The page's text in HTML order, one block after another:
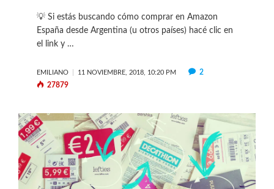
💡 Si estás buscando cómo comprar en Amazon
España desde Argentina (u otros países) hacé clic en
el link y …
EMILIANO 11 NOVIEMBRE, 2018, 10:20 PM
2
27879